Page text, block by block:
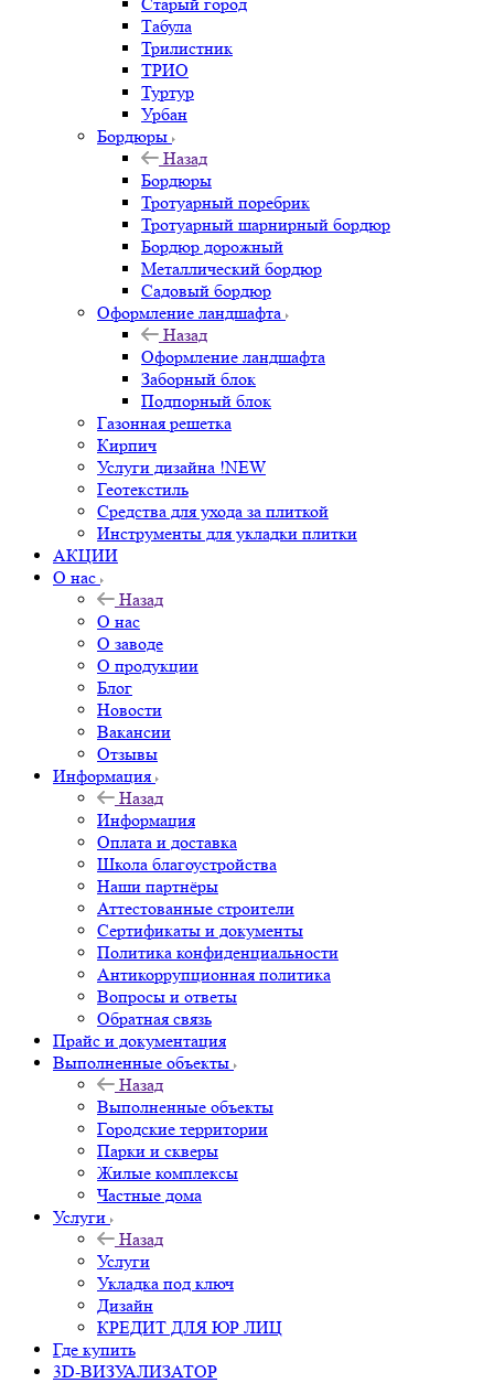
Табула
Трилистник
ТРИО
Туртур
Урбан
Бордюры
Назад
Бордюры
Тротуарный поребрик
Тротуарный шарнирный бордюр
Бордюр дорожный
Металлический бордюр
Садовый бордюр
Оформление ландшафта
Назад
Оформление ландшафта
Заборный блок
Подпорный блок
Газонная решетка
Кирпич
Услуги дизайна !NEW
Геотекстиль
Средства для ухода за плиткой
Инструменты для укладки плитки
АКЦИИ
О нас
Назад
О нас
О заводе
О продукции
Блог
Новости
Вакансии
Отзывы
Информация
Назад
Информация
Оплата и доставка
Школа благоустройства
Наши партнёры
Аттестованные строители
Сертификаты и документы
Политика конфиденциальности
Антикоррупционная политика
Вопросы и ответы
Обратная связь
Прайс и документация
Выполненные объекты
Назад
Выполненные объекты
Городские территории
Парки и скверы
Жилые комплексы
Частные дома
Услуги
Назад
Услуги
Укладка под ключ
Дизайн
КРЕДИТ ДЛЯ ЮР ЛИЦ
Где купить
3D-ВИЗУАЛИЗАТОР